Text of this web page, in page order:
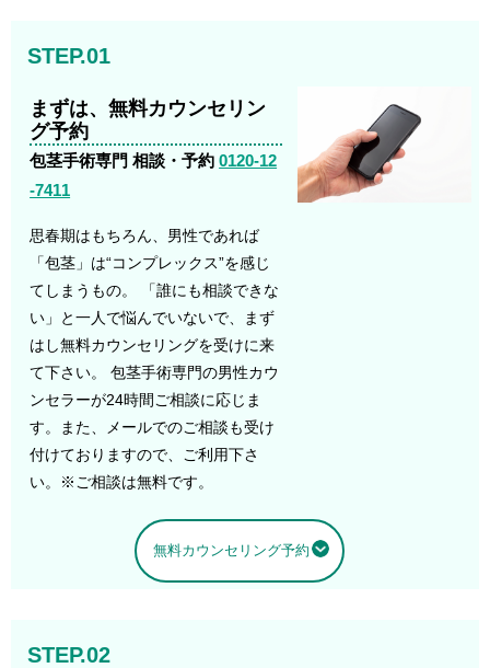
STEP.01
まずは、無料カウンセリン
グ予約
包茎手術専門 相談・予約0120-12
-7411
思春期はもちろん、男性であれば
「包茎」は“コンプレックス”を感じ
てしまうもの。 「誰にも相談できな
い」と一人で悩んでいないで、まず
はし無料カウンセリングを受けに来
て下さい。 包茎手術専門の男性カウ
ンセラーが24時間ご相談に応じま
す。また、メールでのご相談も受け
付けておりますので、ご利用下さ
い。※ご相談は無料です。
無料カウンセリング予約
STEP.02